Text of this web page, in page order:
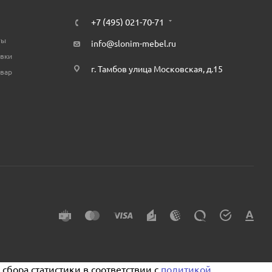
+7 (495) 021-70-71
info@slonim-mebel.ru
г. Тамбов улица Московская, д.15
статистики в соответствии с политикой